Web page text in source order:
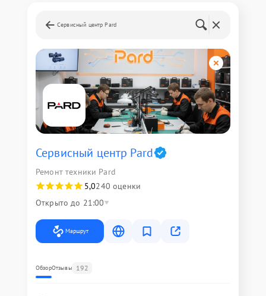
Сервисный центр Pard
Сервисный центр Pard
Ремонт техники Pard
5,0240 оценки
Открыто до 21:00
Маршрут
ОбзорОтзывы 192